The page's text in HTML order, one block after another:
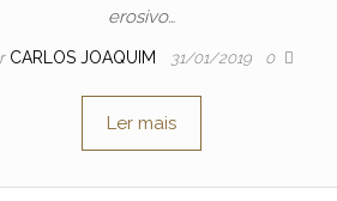
erosivo…
CARLOS JOAQUIM 31/01/2019 0
Ler mais